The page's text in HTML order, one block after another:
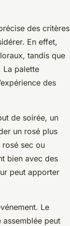
des critères
En effet,
tandis que
La palette
des
de soirée, un
un rosé plus
sec ou
bien avec des
peut apporter
Le
peut